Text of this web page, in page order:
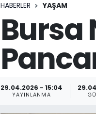
HABERLER YAŞAM
Bursa
29.04.2026 - 15:04
YAYINLANMA